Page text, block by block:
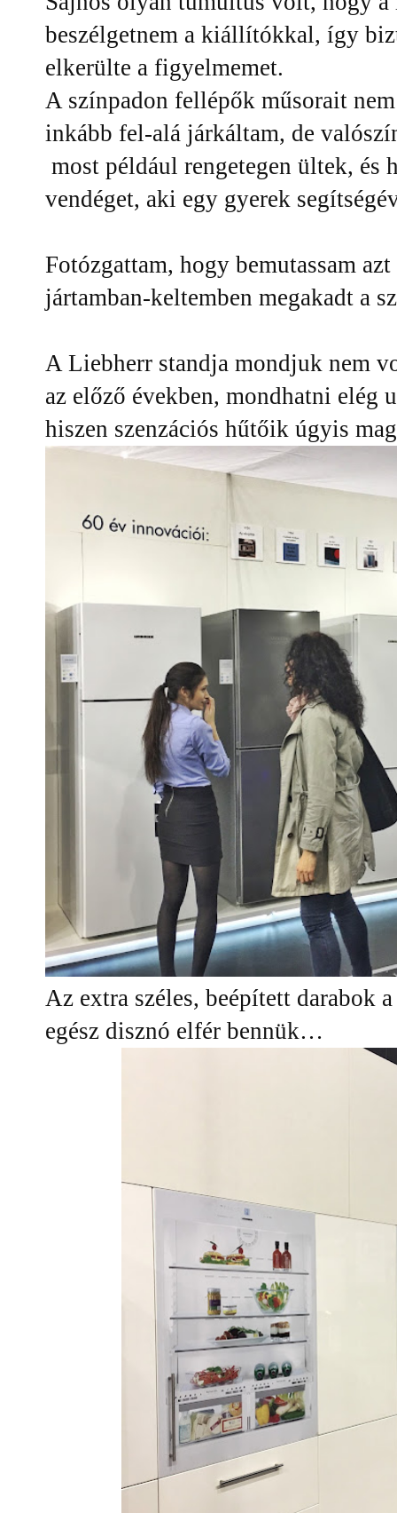
beszélgetnem a kiállítókkal, így
elkerülte a figyelmemet.
A színpadon fellépők műsorait
inkább fel-alá járkáltam, de
most például rengetegen ültek, és
vendéget, aki egy gyerek
Fotózgattam, hogy bemutassam
jártamban-keltemben megakadt a
A Liebherr standja mondjuk nem
az előző években, mondhatni elég
hiszen szenzációs hűtőik úgyis
Az extra széles, beépített darabok
egész disznó elfér bennük…